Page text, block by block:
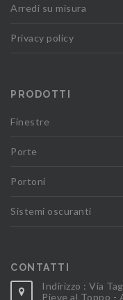
Arredi su misura
Privacy policy
PRODOTTI
Finestre
Porte
Portoni
Sistemi oscuranti
CONTATTI
Indirizzo : Via
Pieve al Toppo -